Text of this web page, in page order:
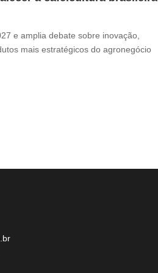
e amplia debate sobre inovação,
mais estratégicos do agronegócio